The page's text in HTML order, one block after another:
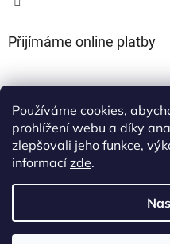
Používáme cookies,
prohlížení webu a díky
zlepšovali jeho funkce,
informacízde.
Přijímáme online platby